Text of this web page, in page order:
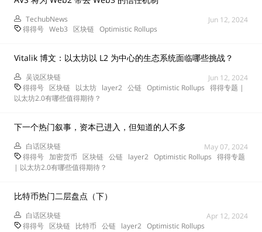
TechubNews
Jun 12, 2024
得得号 Web3 区块链 Optimistic Rollups
Vitalik 博文：以太坊以 L2 为中心的生态系统面临哪些挑战？
吴说区块链
Jun 12, 2024
得得号 区块链 以太坊 layer2 公链 Optimistic Rollups 得得专题 |
以太坊2.0有哪些值得期待？
下一个热门叙事，资本已进入，但知道的人不多
白话区块链
May 07, 2024
得得号 加密货币 区块链 公链 layer2 Optimistic Rollups 得得专题
| 以太坊2.0有哪些值得期待？
比特币热门二层盘点（下）
白话区块链
Apr 12, 2024
得得号 区块链 比特币 公链 layer2 Optimistic Rollups